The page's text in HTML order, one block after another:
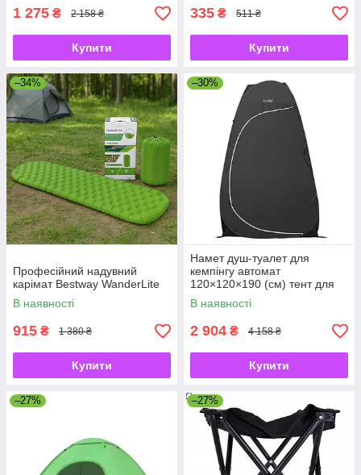
1 275 ₴ 2 158 ₴
Купити
335 ₴ 511 ₴
Купити
–34%
Професійний надувний
карімат Bestway WanderLite
В наявності
915 ₴ 1 380 ₴
Купити
–30%
Намет душ-туалет для
кемпінгу автомат
120×120×190 (см) тент для
душу та туалету туристичний
LU-015DB Чорний
В наявності
2 904 ₴ 4 158 ₴
Купити
–27% –27%